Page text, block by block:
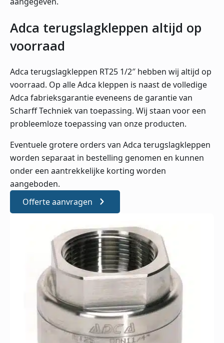
Adca terugslagkleppen altijd op
voorraad
Adca terugslagkleppen RT25 1/2″ hebben wij altijd op
voorraad. Op alle Adca kleppen is naast de volledige
Adca fabrieksgarantie eveneens de garantie van
Scharff Techniek van toepassing. Wij staan voor een
probleemloze toepassing van onze producten.
Eventuele grotere orders van Adca terugslagkleppen
worden separaat in bestelling genomen en kunnen
onder een aantrekkelijke korting worden
aangeboden.
Offerte aanvragen